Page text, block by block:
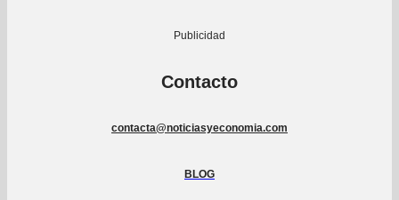
Publicidad
Contacto
contacta@noticiasyeconomia.com
BLOG